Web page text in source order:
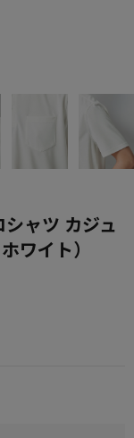
シャツ カジュ
ワイト）